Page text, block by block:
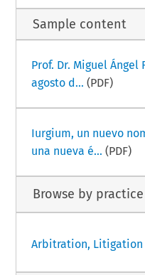
Sample content
Prof. Dr. Miguel
agosto d... (PDF)
Iurgium, un nuevo
una nueva é... (PDF)
Browse by
Arbitration,